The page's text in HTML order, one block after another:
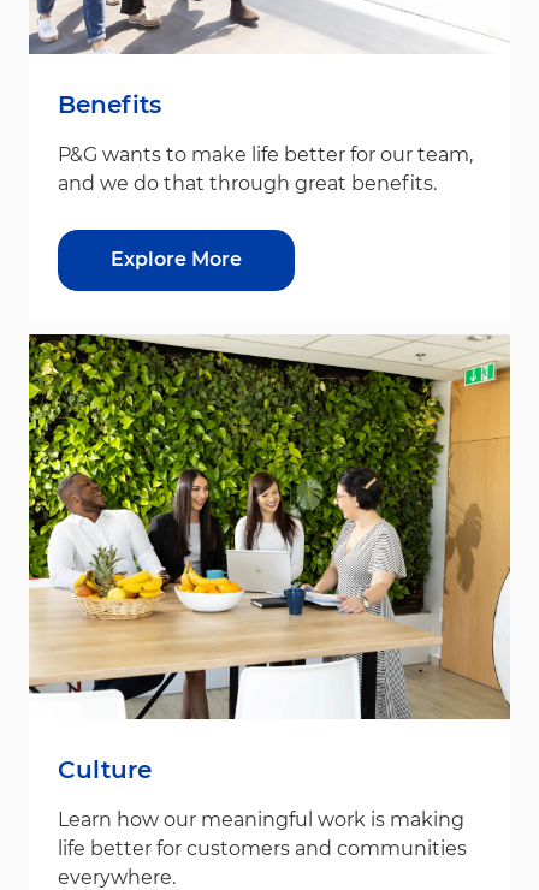
Benefits
P&G wants to make life better for our team,
and we do that through great benefits.
Explore More
Culture
Learn how our meaningful work is making
life better for customers and communities
everywhere.